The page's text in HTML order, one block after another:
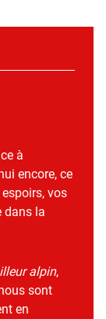
à
encore, ce
vos
dans la
alpin,
sont
en